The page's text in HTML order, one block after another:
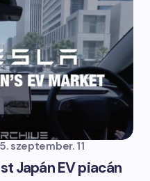
szeptember. 11
Japán EV piacán